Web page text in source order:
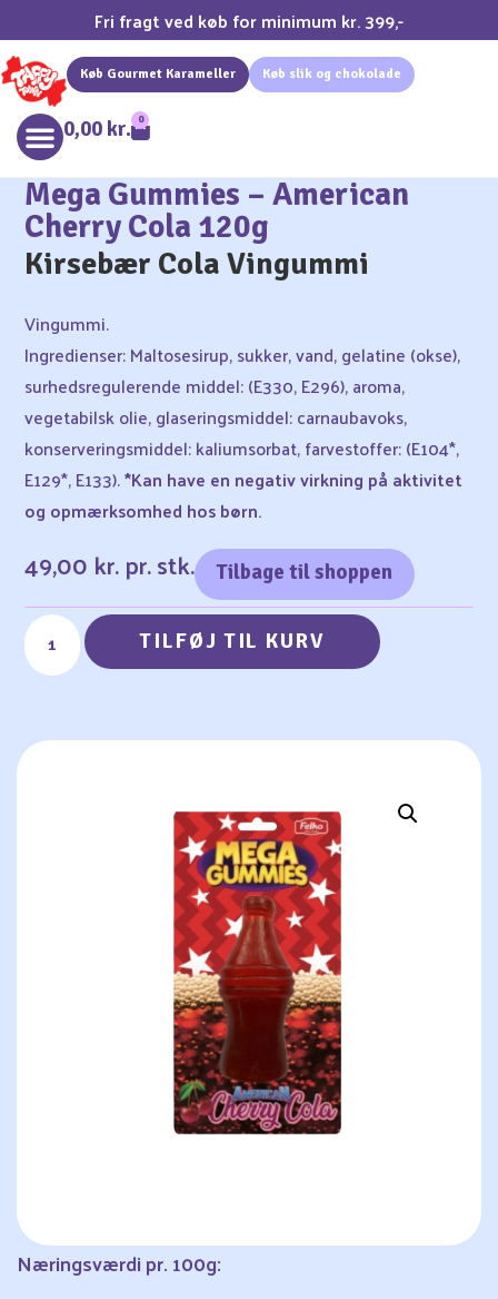
Fri fragt ved køb for minimum kr. 399,-
Køb Gourmet Karameller Køb slik og chokolade
0,00 kr. 0
Mega Gummies – American
Cherry Cola 120g
Kirsebær Cola Vingummi
Vingummi.
Ingredienser: Maltosesirup, sukker, vand, gelatine (okse),
surhedsregulerende middel: (E330, E296), aroma,
vegetabilsk olie, glaseringsmiddel: carnaubavoks,
konserveringsmiddel: kaliumsorbat, farvestoffer: (E104*,
E129*, E133).*Kan have en negativ virkning på aktivitet
og opmærksomhed hos børn.
49,00 kr.pr. stk. Tilbage til shoppen
TILFØJ TIL KURV
Næringsværdi pr. 100g: